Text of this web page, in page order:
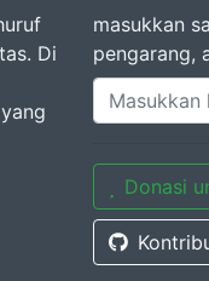
Di
masukkan
pengarang,
Donasi